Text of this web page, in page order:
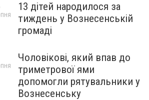
13 дітей народилося за
тиждень у Вознесенській
громаді
Чоловікові, який впав до
триметрової ями
допомогли рятувальники у
Вознесенську